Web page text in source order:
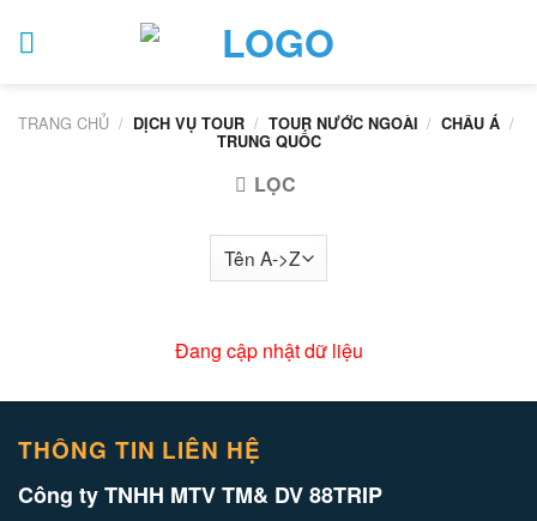
TRANG CHỦ / DỊCH VỤ TOUR / TOUR NƯỚC NGOÀI / CHÂU Á /
TRUNG QUỐC
LỌC
Đang cập nhật dữ liệu
THÔNG TIN LIÊN HỆ
Công ty TNHH MTV TM& DV 88TRIP